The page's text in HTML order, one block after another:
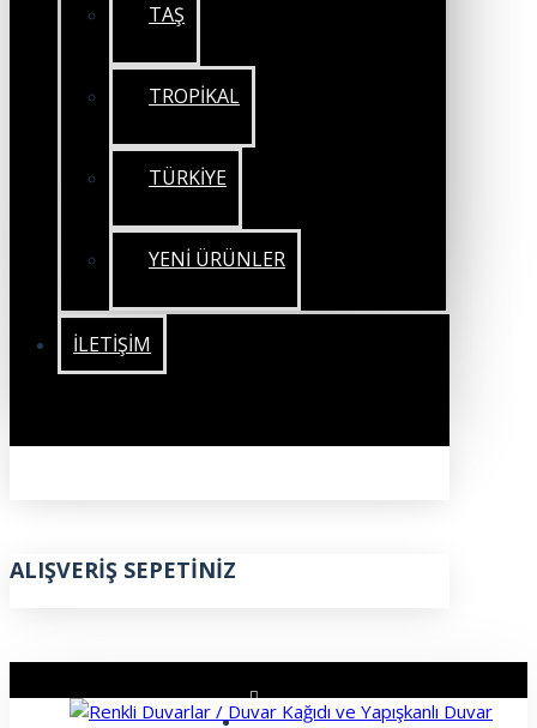
TAŞ
TROPİKAL
TÜRKİYE
YENİ ÜRÜNLER
İLETIŞIM
ALIŞVERIŞ SEPETINIZ
ÜYE GIRIŞI